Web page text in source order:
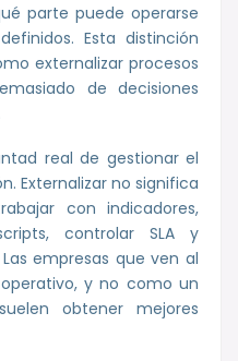
parte puede operarse
Esta distinción
externalizar procesos
de decisiones
real de gestionar el
Externalizar no significa
con indicadores,
controlar SLA y
empresas que ven al
y no como un
obtener mejores